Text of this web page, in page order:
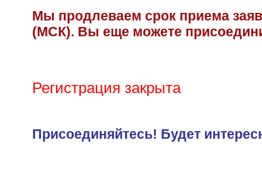
Мы продлеваем срок приема
(МСК). Вы еще можете
Регистрация закрыта
Присоединяйтесь! Будет